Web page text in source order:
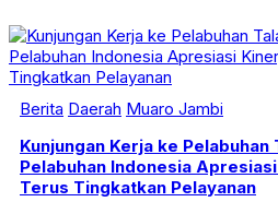
Berita Daerah Muaro Jambi
Kunjungan Kerja ke Pelabuhan
Pelabuhan Indonesia
Terus Tingkatkan Pelayanan